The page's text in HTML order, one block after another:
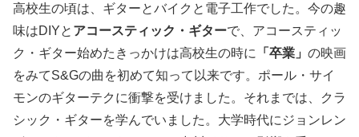
高校生の頃は、ギターとバイクと電子工作でした。今の趣
味はDIYと アコースティック・ギターで、アコースティッ
ク・ギター始めたきっかけは高校生の時に
「卒業」 の映画
をみてS&Gの曲を初めて知って以来です。ポール・サイ
モンのギターテクに衝撃を受けました。それまでは、クラ
シック・ギターを学んでいました。大学時代にジョンレン